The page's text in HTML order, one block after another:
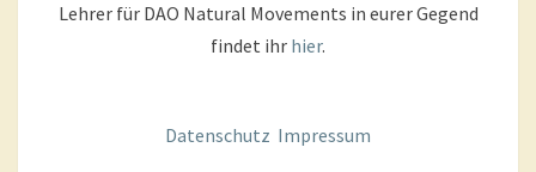
Lehrer für DAO Natural Movements in eurer Gegend
findet ihr hier.
Datenschutz Impressum